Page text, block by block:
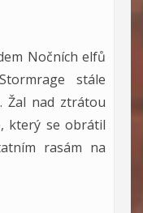
Nočních elfů
stále
Žal nad ztrátou
který se obrátil
rasám na